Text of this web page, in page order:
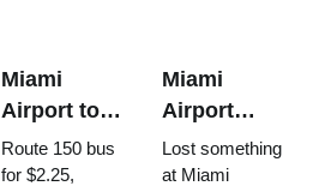
Miami
Airport to
South
Beach: Bus
Route 150 bus
for $2.25,
Miami
Airport
Lost and
Found:
Lost something
at Miami